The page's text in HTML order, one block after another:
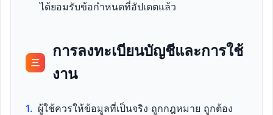
ได้ยอมรับข้อกำหนดที่อัปเดตแล้ว
三
การลงทะเบียนบัญชีและการใช้
งาน
1. ผู้ใช้ควรให้ข้อมูลที่เป็นจริง ถูกกฎหมาย ถูกต้อง